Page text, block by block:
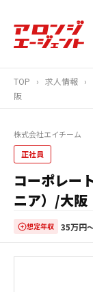
TOP › 求人情報 ›
阪
株式会社エイチーム
正社員
コーポレー
ニア）/大阪
想定年収 35万円